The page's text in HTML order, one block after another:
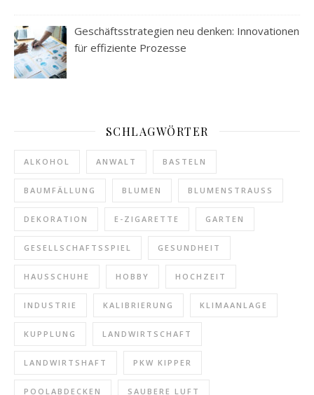
Geschäftsstrategien neu denken: Innovationen
für effiziente Prozesse
SCHLAGWÖRTER
ALKOHOL ANWALT BASTELN
BAUMFÄLLUNG BLUMEN BLUMENSTRAUSS
DEKORATION E-ZIGARETTE GARTEN
GESELLSCHAFTSSPIEL GESUNDHEIT
HAUSSCHUHE HOBBY HOCHZEIT
INDUSTRIE KALIBRIERUNG KLIMAANLAGE
KUPPLUNG LANDWIRTSCHAFT
LANDWIRTSHAFT PKW KIPPER
POOLABDECKEN SAUBERE LUFT